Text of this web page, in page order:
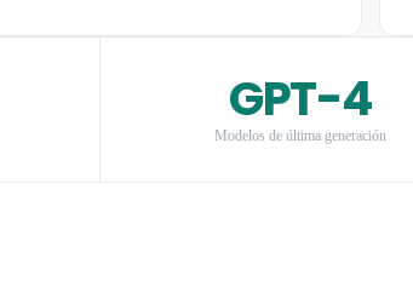
GPT-4
Modelos de última generación